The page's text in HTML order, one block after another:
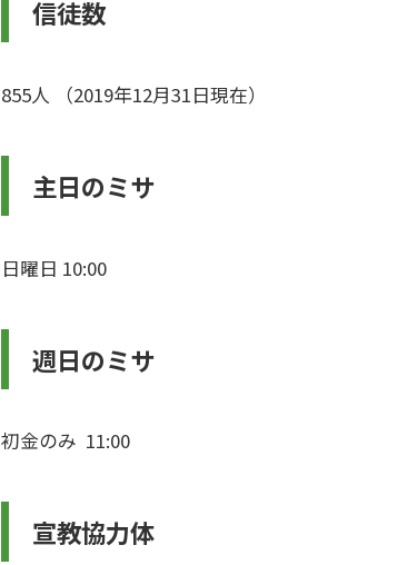
信徒数
855人 （2019年12月31日現在）
主日のミサ
日曜日 10:00
週日のミサ
初金のみ 11:00
宣教協力体